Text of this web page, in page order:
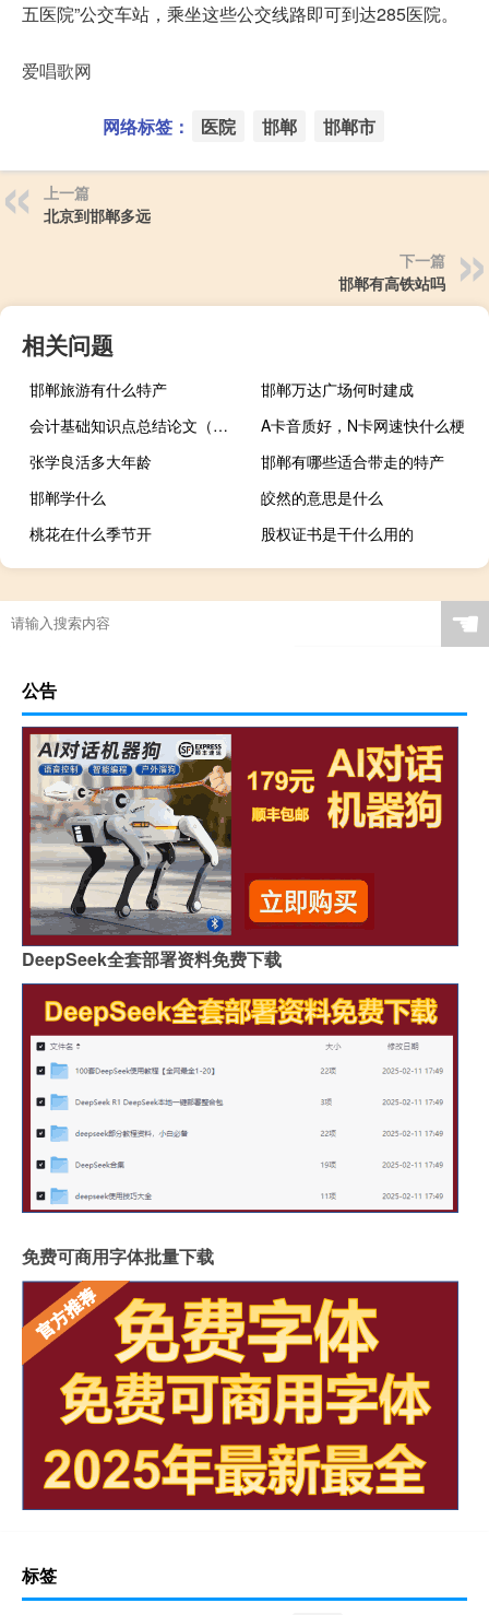
五医院”公交车站，乘坐这些公交线路即可到达285医院。
爱唱歌网
网络标签： 医院 邯郸 邯郸市
上一篇
北京到邯郸多远
下一篇
邯郸有高铁站吗
相关问题
邯郸旅游有什么特产
邯郸万达广场何时建成
会计基础知识点总结论文（会计基础知识点）
A卡音质好，N卡网速快什么梗
张学良活多大年龄
邯郸有哪些适合带走的特产
邯郸学什么
皎然的意思是什么
桃花在什么季节开
股权证书是干什么用的
☚
公告
DeepSeek全套部署资料免费下载
免费可商用字体批量下载
标签